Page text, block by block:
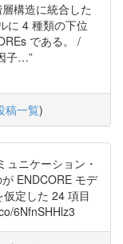
構造に統合した
に 4 種類の下位
である。 /
子…”
稿一覧)
ニケーション・
ENDCORE モデ
定した 24 項目
6NfnSHHlz3